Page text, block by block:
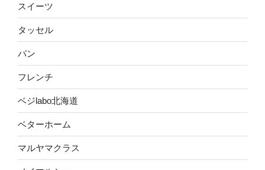
スイーツ
タッセル
パン
フレンチ
ベジlabo北海道
ベターホーム
マルヤマクラス